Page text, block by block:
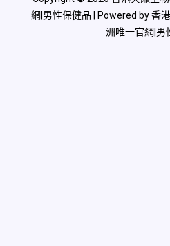
網|男性保健品 | Powered by 香
洲唯一官網|男